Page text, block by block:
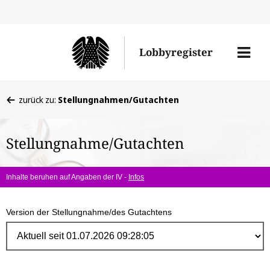
Lobbyregister
Menü
befinden
hier:
zurück zu: Stellungnahmen/Gutachten
Stellungnahme/Gutachten
Inhalte beruhen auf Angaben der IV - Infos
Version der Stellungnahme/des Gutachtens